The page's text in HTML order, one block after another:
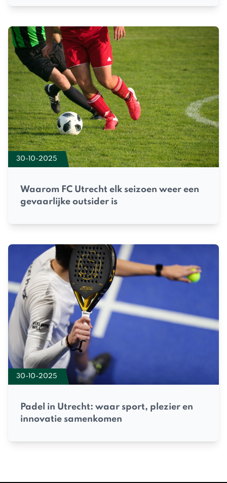
30-10-2025
Waarom FC Utrecht elk seizoen weer een
gevaarlijke outsider is
30-10-2025
Padel in Utrecht: waar sport, plezier en
innovatie samenkomen